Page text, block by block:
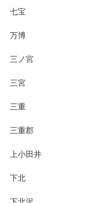
七宝
万博
三ノ宮
三宮
三重
三重郡
上小田井
下北